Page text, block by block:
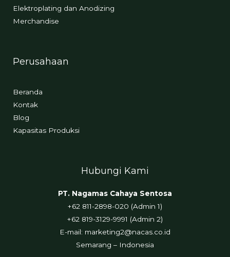
Elektroplating dan Anodizing
Merchandise
Perusahaan
Beranda
Kontak
Blog
Kapasitas Produksi
Hubungi Kami
PT. Nagamas Cahaya Sentosa
+62 811-2898-020 (Admin 1)
+62 819-3129-9991 (Admin 2)
E-mail: marketing2@nacas.co.id
Semarang – Indonesia